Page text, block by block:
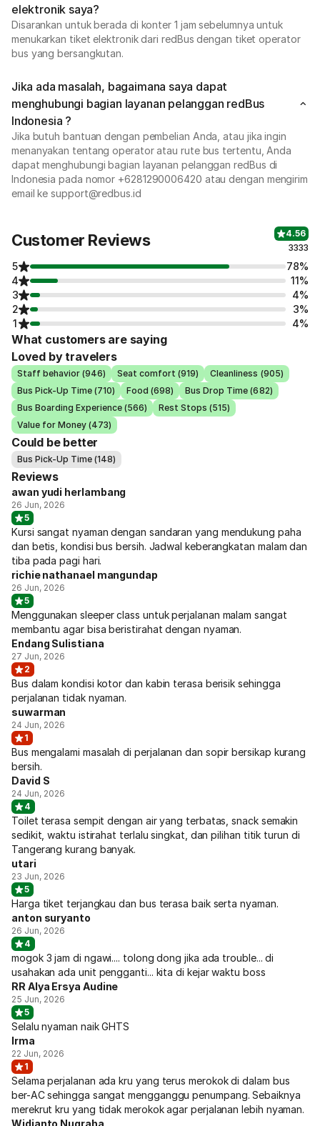
elektronik saya?
Disarankan untuk berada di konter 1 jam sebelumnya untuk
menukarkan tiket elektronik dari redBus dengan tiket operator
bus yang bersangkutan.
Jika ada masalah, bagaimana saya dapat
menghubungi bagian layanan pelanggan redBus
Indonesia ?
Jika butuh bantuan dengan pembelian Anda, atau jika ingin
menanyakan tentang operator atau rute bus tertentu, Anda
dapat menghubungi bagian layanan pelanggan redBus di
Indonesia pada nomor +6281290006420 atau dengan mengirim
email ke support@redbus.id
Customer Reviews
4.56
3333
5
78%
4
11%
3
4%
2
3%
1
4%
What customers are saying
Loved by travelers
Staff behavior (946) Seat comfort (919)
Cleanliness (905)
Bus Pick-Up Time (710)
Food (698)
Bus Drop Time (682)
Bus Boarding Experience (566)
Rest Stops (515)
Value for Money (473)
Could be better
Bus Pick-Up Time (148)
Reviews
awan yudi herlambang
26 Jun, 2026
5
Kursi sangat nyaman dengan sandaran yang mendukung paha
dan betis, kondisi bus bersih. Jadwal keberangkatan malam dan
tiba pada pagi hari.
richie nathanael mangundap
26 Jun, 2026
5
Menggunakan sleeper class untuk perjalanan malam sangat
membantu agar bisa beristirahat dengan nyaman.
Endang Sulistiana
27 Jun, 2026
2
Bus dalam kondisi kotor dan kabin terasa berisik sehingga
perjalanan tidak nyaman.
suwarman
24 Jun, 2026
1
Bus mengalami masalah di perjalanan dan sopir bersikap kurang
bersih.
David S
24 Jun, 2026
4
Toilet terasa sempit dengan air yang terbatas, snack semakin
sedikit, waktu istirahat terlalu singkat, dan pilihan titik turun di
Tangerang kurang banyak.
utari
23 Jun, 2026
5
Harga tiket terjangkau dan bus terasa baik serta nyaman.
anton suryanto
26 Jun, 2026
4
mogok 3 jam di ngawi.... tolong dong jika ada trouble... di
usahakan ada unit pengganti... kita di kejar waktu boss
RR Alya Ersya Audine
25 Jun, 2026
5
Selalu nyaman naik GHTS
Irma
22 Jun, 2026
1
Selama perjalanan ada kru yang terus merokok di dalam bus
ber-AC sehingga sangat mengganggu penumpang. Sebaiknya
merekrut kru yang tidak merokok agar perjalanan lebih nyaman.
Widianto Nugraha